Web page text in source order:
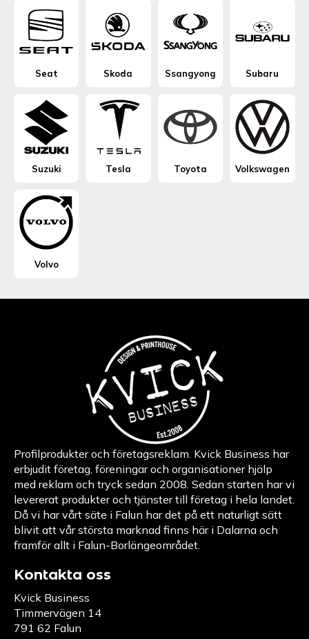
Seat Skoda Ssangyong Subaru
Suzuki Tesla Toyota Volkswagen
Volvo
Profilprodukter och företagsreklam. Kvick Business har
erbjudit företag, föreningar och organisationer hjälp
med reklam och tryck sedan 2008. Sedan starten har vi
levererat produkter och tjänster till företag i hela landet.
Då vi har vårt säte i Falun har det på ett naturligt sätt
blivit att vår största marknad finns här i Dalarna och
framför allt i Falun-Borlängeområdet.
Kontakta oss
Kvick Business
Timmervägen 14
791 62 Falun